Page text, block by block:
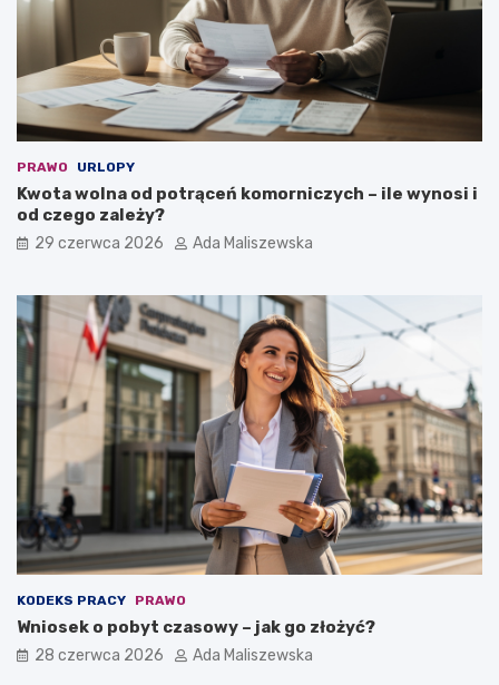
PRAWO URLOPY
Kwota wolna od potrąceń komorniczych – ile wynosi i
od czego zależy?
29 czerwca 2026 Ada Maliszewska
KODEKS PRACY PRAWO
Wniosek o pobyt czasowy – jak go złożyć?
28 czerwca 2026 Ada Maliszewska